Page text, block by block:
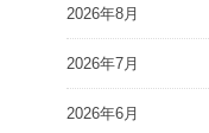
2026年8月
2026年7月
2026年6月